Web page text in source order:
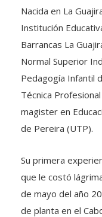
Nacida en La
Institución
Barrancas La
Normal Superior
Pedagogía Infantil
Técnica Profesional
magister en
de Pereira (UTP).
Su primera
que le costó
de mayo del año
de planta en el